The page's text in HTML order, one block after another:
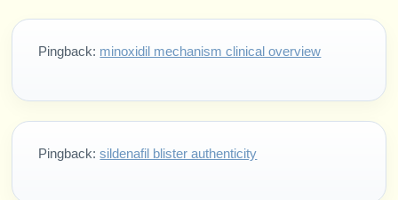
Pingback: minoxidil mechanism clinical overview
Pingback:sildenafil blister authenticity